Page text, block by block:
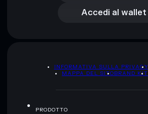
Accedi al wallet
INFORMATIVA SULLA PRIVACY
MAPPA DEL SITOBRAND KIT
PRODOTTO